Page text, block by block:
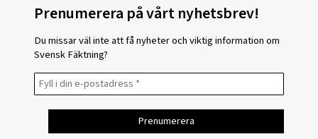
Prenumerera på vårt nyhetsbrev!
Du missar väl inte att få nyheter och viktig information om
Svensk Fäktning?